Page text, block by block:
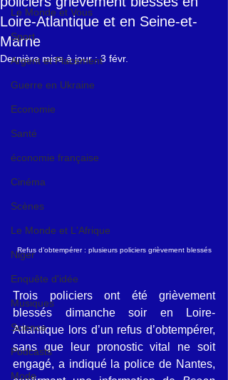
Le Monde et Vous
Sport
Argent et Placement
Guerre en Ukraine
Economie
Santé
économie française
Cinéma
Scènes
Le Monde et L'Afrique
Niger
Enquête d'idée
Musiques
Science
Podcasts
Mode
Loire-Atlantique et en Seine-et-
Marne
Dernière mise à jour :3 févr.
Refus d’obtempérer : plusieurs policiers grièvement blessés
Trois policiers ont été grièvement
blessés dimanche soir en Loire-
Atlantique lors d’un refus d’obtempérer,
sans que leur pronostic vital ne soit
engagé, a indiqué la police de Nantes,